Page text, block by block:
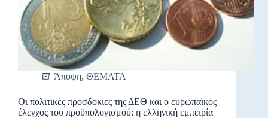
Άποψη, ΘΕΜΑΤΑ
Οι πολιτικές προσδοκίες της ΔΕΘ και ο ευρωπαϊκός
έλεγχος του προϋπολογισμού: η ελληνική εμπειρία